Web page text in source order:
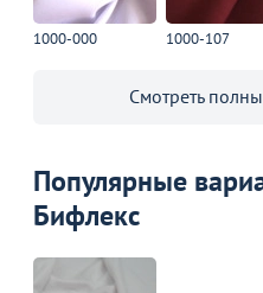
1000-000 1000-107
Смотреть
Популярные
Бифлекс
Пожизненная
гарантия
подробности